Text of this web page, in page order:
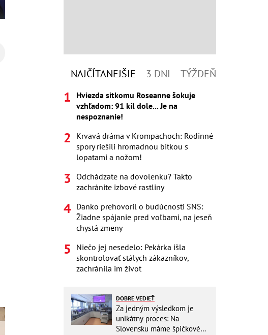
NAJČÍTANEJŠIE 3 DNI TÝŽDEŇ
Hviezda sitkomu Roseanne šokuje
vzhľadom: 91 kíl dole... Je na
nespoznanie!
Krvavá dráma v Krompachoch: Rodinné
spory riešili hromadnou bitkou s
lopatami a nožom!
Odchádzate na dovolenku? Takto
zachránite izbové rastliny
Danko prehovoril o budúcnosti SNS:
Žiadne spájanie pred voľbami, na jeseň
chystá zmeny
Niečo jej nesedelo: Pekárka išla
skontrolovať stálych zákazníkov,
zachránila im život
DOBRE VEDIEŤ
Za jedným výsledkom je
unikátny proces: Na
Slovensku máme špičkové